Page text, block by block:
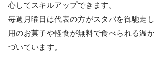
心してスキルアップできます。
毎週月曜日は代表の方がスタバを御馳走
用のお菓子や軽食が無料で食べられる温
づいています。